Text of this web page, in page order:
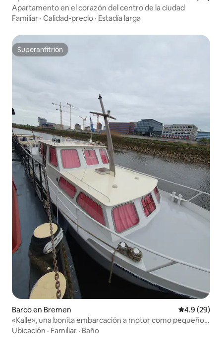
Apartamento en el corazón del centro de la ciudad
Familiar · Calidad-precio · Estadía larga
Superanfitrión
Superanfitrión
Barco en Bremen Calificación
4.9 (29)
«Kalle», una bonita embarcación a motor como pequeño
apartamento de vacaciones
Ubicación · Familiar · Baño